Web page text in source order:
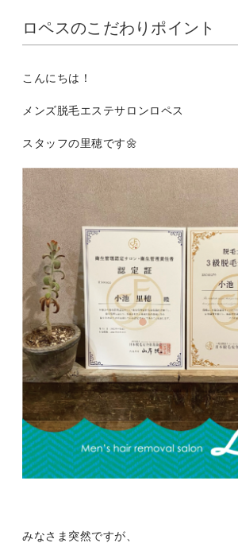
ロペスのこだわりポイント
こんにちは！
メンズ脱毛エステサロンロペス
スタッフの里穂です🌼
みなさま突然ですが、